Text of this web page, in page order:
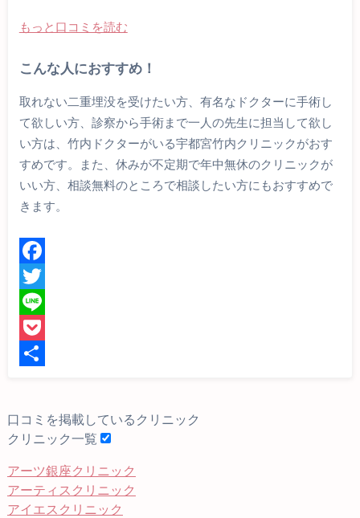
もっと口コミを読む
こんな人におすすめ！
取れない二重埋没を受けたい方、有名なドクターに手術し
て欲しい方、診察から手術まで一人の先生に担当して欲し
い方は、竹内ドクターがいる宇都宮竹内クリニックがおす
すめです。また、休みが不定期で年中無休のクリニックが
いい方、相談無料のところで相談したい方にもおすすめで
きます。
口コミを掲載しているクリニック
クリニック一覧
アーツ銀座クリニック
アーティスクリニック
アイエスクリニック